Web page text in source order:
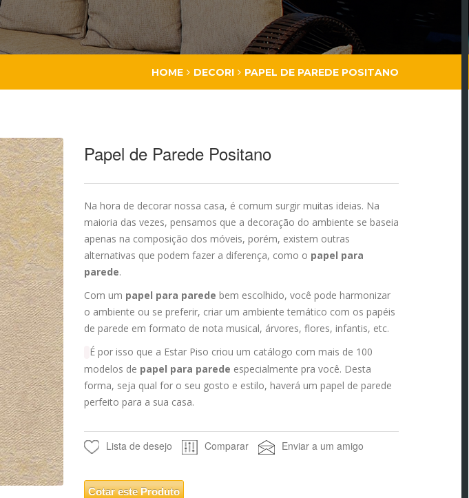
HOME DECORI PAPEL DE PAREDE POSITANO
Papel de Parede Positano
Na hora de decorar nossa casa, é comum surgir muitas ideias. Na
maioria das vezes, pensamos que a decoração do ambiente se baseia
apenas na composição dos móveis, porém, existem outras
alternativas que podem fazer a diferença, como o papel para
parede.
Com um papel para parede bem escolhido, você pode harmonizar
o ambiente ou se preferir, criar um ambiente temático com os papéis
de parede em formato de nota musical, árvores, flores, infantis, etc.
É por isso que a Estar Piso criou um catálogo com mais de 100
modelos de papel para parede especialmente pra você. Desta
forma, seja qual for o seu gosto e estilo, haverá um papel de parede
perfeito para a sua casa.
Lista de desejo Comparar Enviar a um amigo
Cotar este Produto